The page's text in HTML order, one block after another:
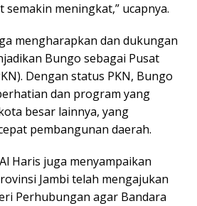
meningkat,” ucapnya.
mengharapkan dan dukungan
Bungo sebagai Pusat
Dengan status PKN, Bungo
dan program yang
besar lainnya, yang
pembangunan daerah.
Haris juga menyampaikan
Jambi telah mengajukan
Perhubungan agar Bandara